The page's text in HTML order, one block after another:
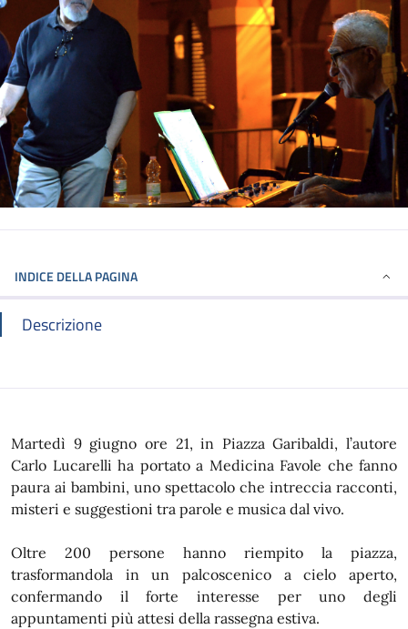
INDICE DELLA PAGINA
Descrizione
Martedì 9 giugno ore 21, in Piazza Garibaldi, l’autore
Carlo Lucarelli ha portato a Medicina Favole che fanno
paura ai bambini, uno spettacolo che intreccia racconti,
misteri e suggestioni tra parole e musica dal vivo.
Oltre 200 persone hanno riempito la piazza,
trasformandola in un palcoscenico a cielo aperto,
confermando il forte interesse per uno degli
appuntamenti più attesi della rassegna estiva.